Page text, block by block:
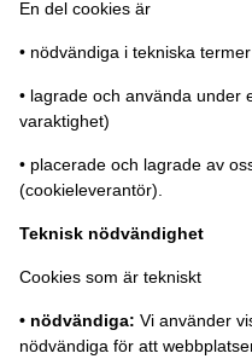
En del cookies är
• nödvändiga i tekniska
• lagrade och använda under
varaktighet)
• placerade och lagrade av
(cookieleverantör).
Teknisk nödvändighet
Cookies som är tekniskt
• nödvändiga: Vi använder
nödvändiga för att